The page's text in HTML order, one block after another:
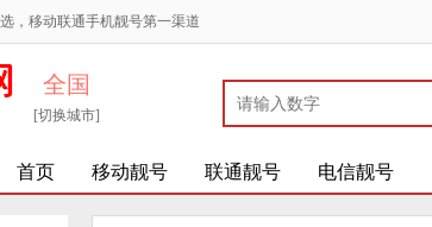
，移动联通手机靓号第一渠道
全国
[切换城市]
首页 移动靓号 联通靓号 电信靓号